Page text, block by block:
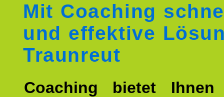
Mit Coaching
und effektive
Traunreut
Coaching bietet Ihnen